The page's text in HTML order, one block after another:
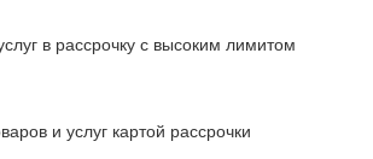
в рассрочку с высоким лимитом
и услуг картой рассрочки